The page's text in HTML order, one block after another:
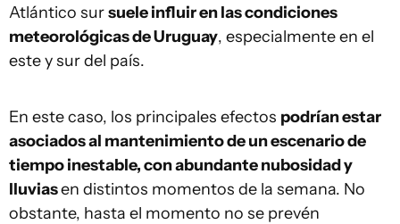
Atlántico sursuele influir en las condiciones
meteorológicas de Uruguay, especialmente en el
este y sur del país.
En este caso, los principales efectos podrían estar
asociados al mantenimiento de un escenario de
tiempo inestable, con abundante nubosidad y
lluviasen distintos momentos de la semana. No
obstante, hasta el momento no se prevén